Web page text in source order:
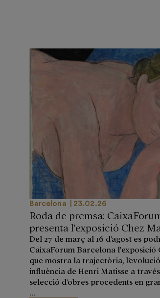
Barcelona 23.02.26
Roda de premsa:
presenta l'exposició Chez
Del 27 de març al 16 d'agost es
CaixaForum Barcelona l'exposició
que mostra la trajectòria,
influència de Henri Matisse a
selecció d'obres procedents en
...